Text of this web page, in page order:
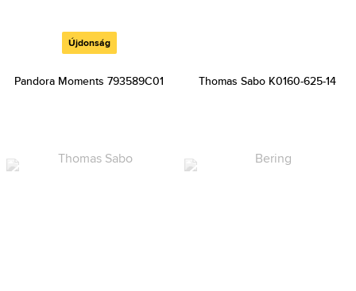
Újdonság
Pandora Moments 793589C01 Thomas Sabo K0160-625-14